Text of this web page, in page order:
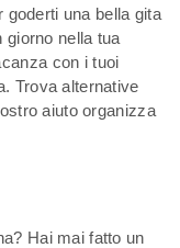
goderti una bella gita
giorno nella tua
con i tuoi
Trova alternative
aiuto organizza
Hai mai fatto un